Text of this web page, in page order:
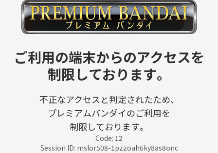
ご利用の端末からのアクセスを
制限しております。
不正なアクセスと判定されたため、
プレミアムバンダイのご利用を
制限しております。
Code: 12
Session ID: mslor508-1pzzoah6ky8as8onc